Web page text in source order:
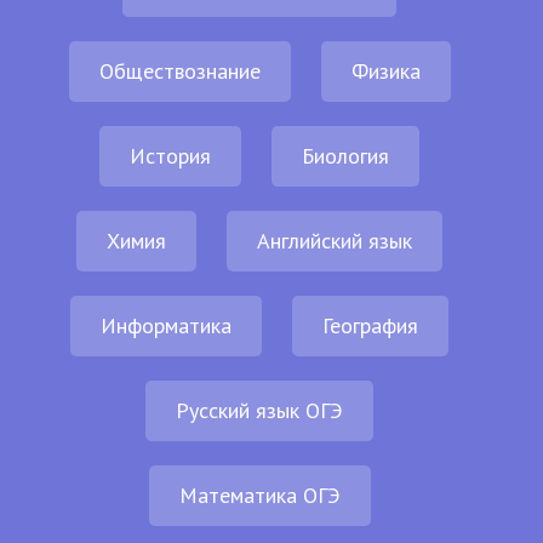
Обществознание Физика
История Биология
Химия Английский язык
Информатика География
Русский язык ОГЭ
Математика ОГЭ